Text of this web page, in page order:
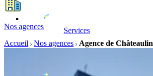
Services
Nos agences
Accueil
Nos agences Agence de Châteaulin